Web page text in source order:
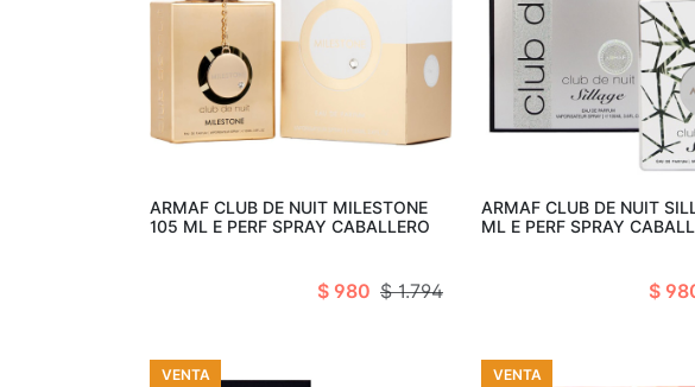
Añadir al carro
ARMAF CLUB DE NUIT MILESTONE
105 ML E PERF SPRAY CABALLERO
$ 980 $ 1.794
ARMAF CLUB DE NUIT
ML E PERF SPRAY
$
VENTA VENTA